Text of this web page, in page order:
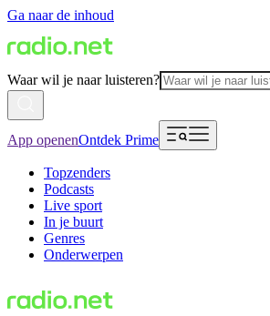
Ga naar de inhoud
Waar wil je naar luisteren?
App openenOntdek Prime
Topzenders
Podcasts
Live sport
In je buurt
Genres
Onderwerpen